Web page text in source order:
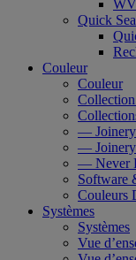
Quick
Couleur
Couleur
Collection
— Joinery
— Joinery
— Never
Software
Couleurs
Systèmes
Systèmes
Vue